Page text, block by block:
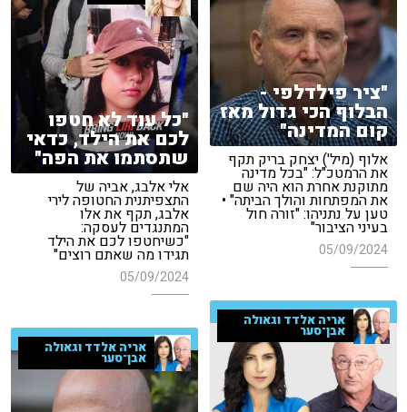
"ציר פילדלפי -
הבלוף הכי גדול מאז
קום המדינה"
אלוף (מיל') יצחק בריק תקף
את הרמטכ"ל: "בכל מדינה
מתוקנת אחרת הוא היה שם
את המפתחות והולך הביתה" •
טען על נתניהו: "זורה חול
בעיני הציבור"
05/09/2024
"כל עוד לא חטפו
לכם את הילד, כדאי
שתסתמו את הפה"
אלי אלבג, אביה של
התצפיתנית החטופה לירי
אלבג, תקף את אלו
המתנגדים לעסקה:
"כשיחטפו לכם את הילד
תגידו מה שאתם רוצים"
05/09/2024
אריה אלדד וגאולה
אבן־סער
אריה אלדד וגאולה
אבן־סער